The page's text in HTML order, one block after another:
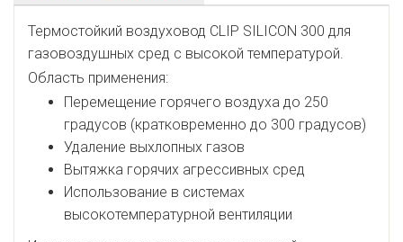
Термостойкий воздуховод CLIP SILICON 300 для
газовоздушных сред с высокой температурой.
Область применения:
Перемещение горячего воздуха до 250
градусов (кратковременно до 300 градусов)
Удаление выхлопных газов
Вытяжка горячих агрессивных сред
Использование в системах
высокотемпературной вентиляции